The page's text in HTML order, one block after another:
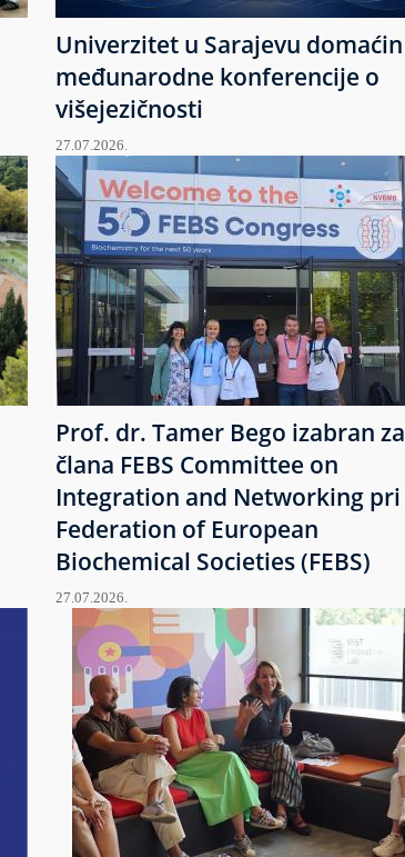
Univerzitet u Sarajevu domaćin
međunarodne konferencije o
višejezičnosti
27.07.2026.
Prof. dr. Tamer Bego izabran za
člana FEBS Committee on
Integration and Networking pri
Federation of European
Biochemical Societies (FEBS)
27.07.2026.